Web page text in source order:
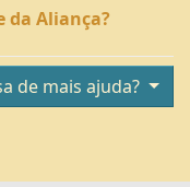
da Aliança?
de mais ajuda?